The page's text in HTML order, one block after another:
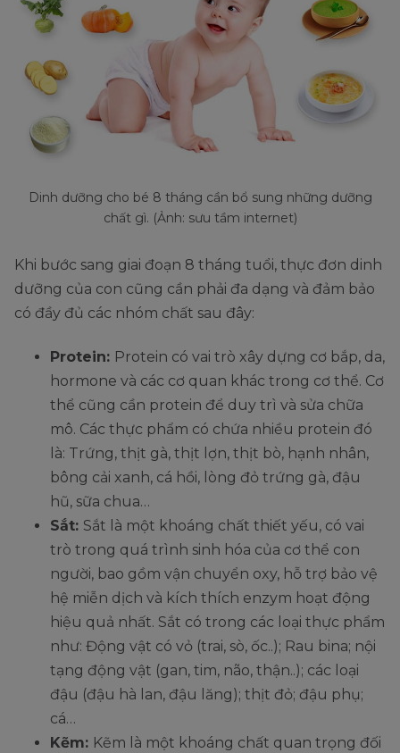
Dinh dưỡng cho bé 8 tháng cần bổ sung những dưỡng
chất gì. (Ảnh: sưu tầm internet)
Khi bước sang giai đoạn 8 tháng tuổi, thực đơn dinh
dưỡng của con cũng cần phải đa dạng và đảm bảo
có đầy đủ các nhóm chất sau đây:
Protein: Protein có vai trò xây dựng cơ bắp, da,
hormone và các cơ quan khác trong cơ thể. Cơ
thể cũng cần protein để duy trì và sửa chữa
mô. Các thực phẩm có chứa nhiều protein đó
là: Trứng, thịt gà, thịt lợn, thịt bò, hạnh nhân,
bông cải xanh, cá hồi, lòng đỏ trứng gà, đậu
hũ, sữa chua…
Sắt: Sắt là một khoáng chất thiết yếu, có vai
trò trong quá trình sinh hóa của cơ thể con
người, bao gồm vận chuyển oxy, hỗ trợ bảo vệ
hệ miễn dịch và kích thích enzym hoạt động
hiệu quả nhất. Sắt có trong các loại thực phẩm
như: Động vật có vỏ (trai, sò, ốc..); Rau bina; nội
tạng động vật (gan, tim, não, thận..); các loại
đậu (đậu hà lan, đậu lăng); thịt đỏ; đậu phụ;
cá…
Kẽm: Kẽm là một khoáng chất quan trọng đối